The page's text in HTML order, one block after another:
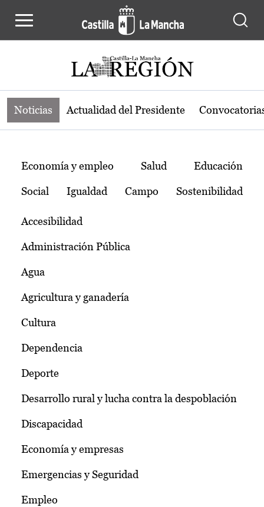
Noticias de la región de Castilla-La
Noticias Actualidad del Presidente
Temas
Economía y empleo Salud Educación
Social Igualdad Campo Sostenibilidad
Accesibilidad
Administración Pública
Agua
Agricultura y ganadería
Cultura
Dependencia
Deporte
Desarrollo rural y lucha contra la despoblación
Discapacidad
Economía y empresas
Emergencias y Seguridad
Empleo